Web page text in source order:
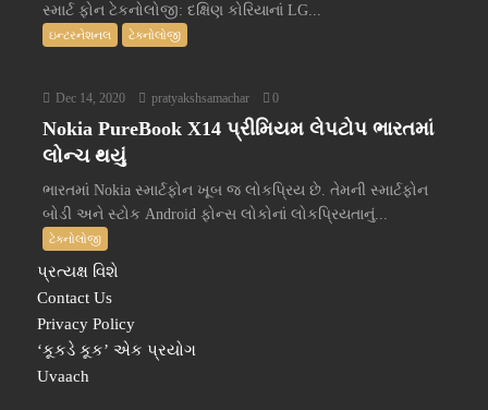
સ્માર્ટ ફોન ટેકનોલોજી: દક્ષિણ કોરિયાનાં LG...
ઇન્ટરનેશનલ ટેક્નોલોજી
Dec 14, 2020 pratyakshsamachar 0
Nokia PureBook X14 પ્રીમિયમ લેપટોપ ભારતમાં
લોન્ચ થયું
ભારતમાં Nokia સ્માર્ટફોન ખૂબ જ લોકપ્રિય છે. તેમની સ્માર્ટફોન
બોડી અને સ્ટોક Android ફોન્સ લોકોનાં લોકપ્રિયતાનું...
ટેક્નોલોજી
પ્રત્યક્ષ વિશે
Contact Us
Privacy Policy
‘કૂકડે કૂક’ એક પ્રયોગ
Uvaach